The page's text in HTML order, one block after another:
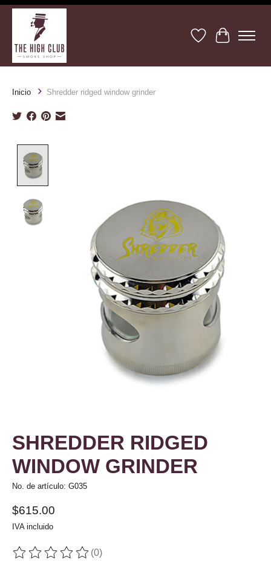
Lista de deseos
Cesta
Inicio Shredder ridged window grinder
SHREDDER RIDGED
WINDOW GRINDER
No. de artículo: G035
$615.00
IVA incluido
The rating of this product is
(0)